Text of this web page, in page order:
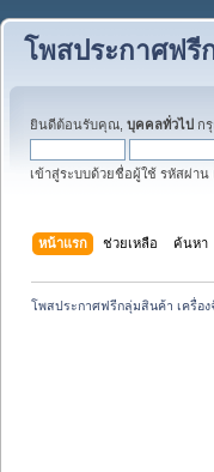
โพสประกาศฟรี
ยินดีต้อนรับคุณ, บุคคลทั่วไป ก
เข้าสู่ระบบด้วยชื่อผู้ใช้ รหัสผ่าน
หน้าแรก ช่วยเหลือ ค้นหา
โพสประกาศฟรีกลุ่มสินค้า เครื่อง